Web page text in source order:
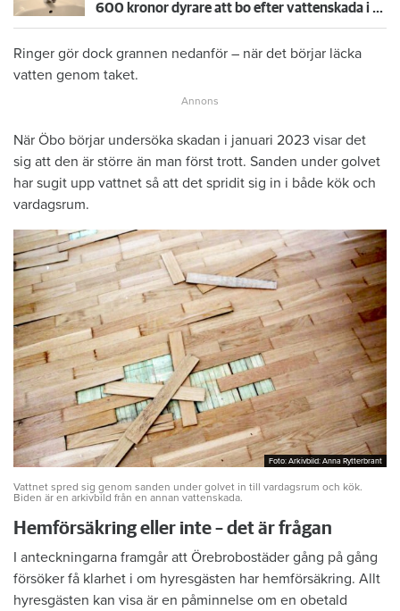
600 kronor dyrare att bo efter vattenskada i Varberg
Ringer gör dock grannen nedanför – när det börjar läcka
vatten genom taket.
När Öbo börjar undersöka skadan i januari 2023 visar det
sig att den är större än man först trott. Sanden under golvet
har sugit upp vattnet så att det spridit sig in i både kök och
vardagsrum.
Foto: Arkivbild: Anna Rytterbrant
Foto: Arkivbild: Anna Rytterbrant
Vattnet spred sig genom sanden under golvet in till vardagsrum och kök.
Biden är en arkivbild från en annan vattenskada.
Hemförsäkring eller inte – det är frågan
I anteckningarna framgår att Örebrobostäder gång på gång
försöker få klarhet i om hyresgästen har hemförsäkring. Allt
hyresgästen kan visa är en påminnelse om en obetald